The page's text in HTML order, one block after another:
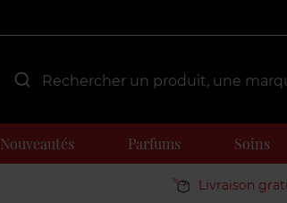
Nouveautés Parfums Soins
Livraison